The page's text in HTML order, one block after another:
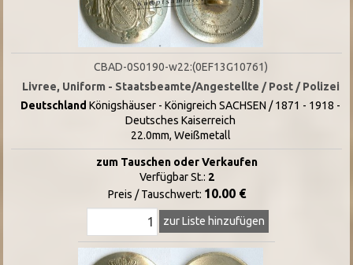
CBAD-0S0190-w22:(0EF13G10761)
Livree, Uniform - Staatsbeamte/Angestellte / Post / Polizei
Deutschland Königshäuser - Königreich SACHSEN / 1871 - 1918 -
Deutsches Kaiserreich
22.0mm, Weißmetall
zum Tauschen oder Verkaufen
Verfügbar St.: 2
Preis / Tauschwert: 10.00 €
zur Liste hinzufügen